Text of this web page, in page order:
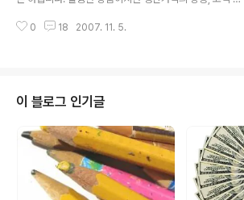
없이 사람들이 내 블로그에 가장 많이 들어오는 시간대입
니다. 그럼 하루중 언제 가장 많은 사람들이 내 블로그로 모
잘것 없지만 그 생상성의 효율성과 고객을 만족시키는 서
의 적절한 조화에 있다고 생각합니다. 앉아서 주문하면 5
분만에 나오는 신속한 요리의 완성(물론 못먹을 정도는 안
되겠죠), '물 좀 주세요~, 단무지 좀 주세요~' 등의 추가 요
청에 대한 신속한 피드백 등은 편리함을 충족시켜 줍니다.
블로그를 운영함도 마찬가지라고 봅니다. 자신만의 적절한
관리방법이 없다면 아무리 컨텐츠..
0 18 2007. 11. 5.
이 블로그 인기글